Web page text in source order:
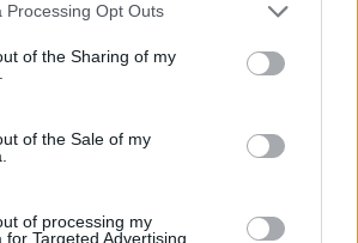
Processing Opt Outs
of the Sharing of my
of the Sale of my
of processing my
Targeted Advertising.
osan lentää
lentoyhtiö –
tärkeä rajoitus